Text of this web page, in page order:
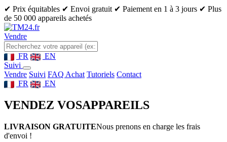
✔ Prix équitables ✔ Envoi gratuit ✔ Paiement en 1 à 3 jours ✔ Plus
de 50 000 appareils achetés
Vendre
FR
EN
Suivi
Vendre Suivi FAQ Achat Tutoriels Contact
FR
EN
VENDEZ VOSAPPAREILS
LIVRAISON GRATUITENous prenons en charge les frais
d'envoi !